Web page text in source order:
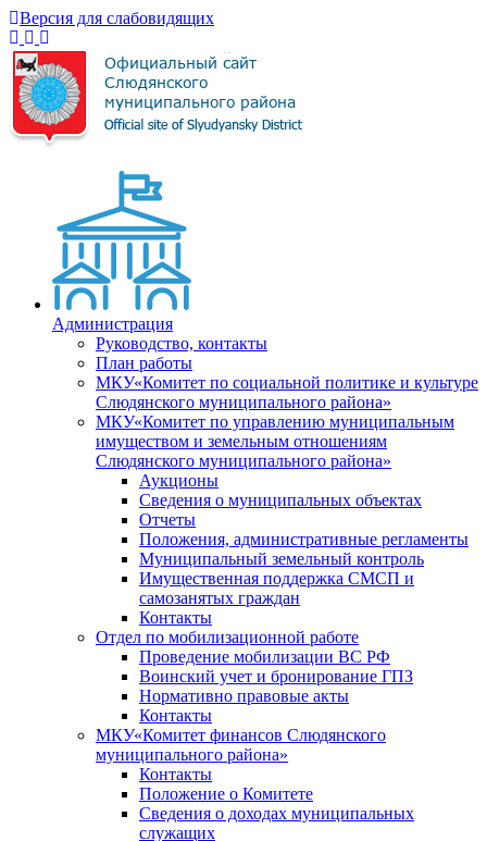
Версия для слабовидящих
Администрация
Руководство, контакты
План работы
МКУ«Комитет по социальной политике и культуре
Слюдянского муниципального района»
МКУ«Комитет по управлению муниципальным
имуществом и земельным отношениям
Слюдянского муниципального района»
Аукционы
Сведения о муниципальных объектах
Отчеты
Положения, административные регламенты
Муниципальный земельный контроль
Имущественная поддержка СМСП и
самозанятых граждан
Контакты
Отдел по мобилизационной работе
Проведение мобилизации ВС РФ
Воинский учет и бронирование ГПЗ
Нормативно правовые акты
Контакты
МКУ«Комитет финансов Слюдянского
муниципального района»
Контакты
Положение о Комитете
Сведения о доходах муниципальных
служащих